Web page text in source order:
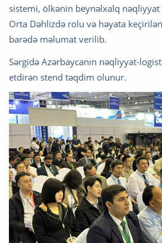
sistemi, ölkənin beynəlxalq
Orta Dəhlizdə rolu və həyata
barədə məlumat verilib.
Sərgidə Azərbaycanın nəqliyyat-
etdirən stend təqdim olunur.